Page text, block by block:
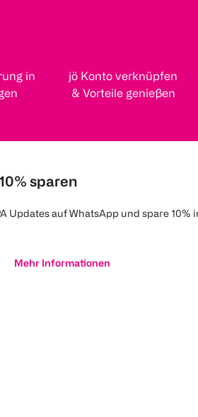
in
jö Konto verknüpfen
& Vorteile genießen
sparen
Updates auf WhatsApp und spare 10%
Mehr Informationen